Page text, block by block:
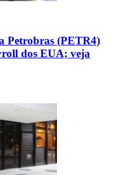
Petrobras (PETR4)
dos EUA; veja